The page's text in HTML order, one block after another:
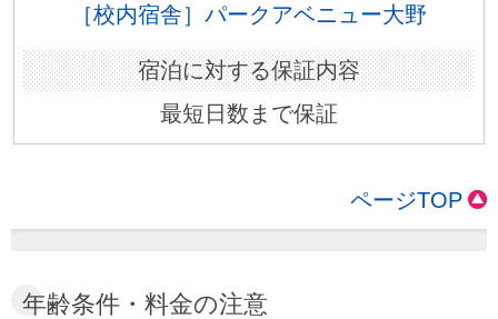
［校内宿舎］パークアベニュー大野
最短日数まで保証
ページTOP
年齢条件・料金の注意